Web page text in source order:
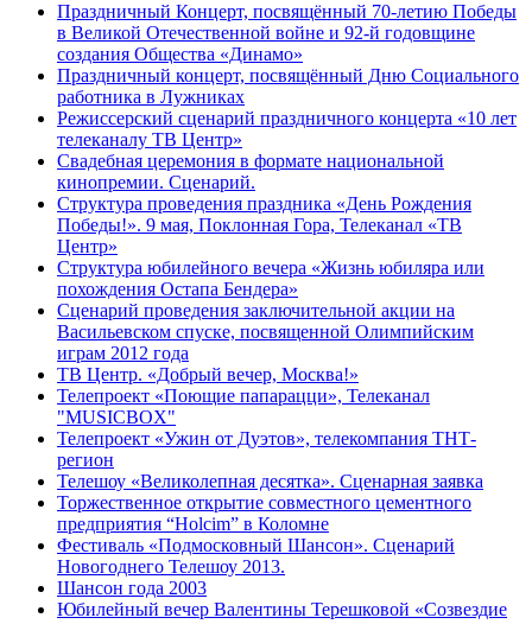
Праздничный Концерт, посвящённый 70-летию Победы
в Великой Отечественной войне и 92-й годовщине
создания Общества «Динамо»
Праздничный концерт, посвящённый Дню Социального
работника в Лужниках
Режиссерский сценарий праздничного концерта «10 лет
телеканалу ТВ Центр»
Свадебная церемония в формате национальной
кинопремии. Сценарий.
Структура проведения праздника «День Рождения
Победы!». 9 мая, Поклонная Гора, Телеканал «ТВ
Центр»
Структура юбилейного вечера «Жизнь юбиляра или
похождения Остапа Бендера»
Сценарий проведения заключительной акции на
Васильевском спуске, посвященной Олимпийским
играм 2012 года
ТВ Центр. «Добрый вечер, Москва!»
Телепроект «Поющие папарацци», Телеканал
"MUSICBOX"
Телепроект «Ужин от Дуэтов», телекомпания ТНТ-
регион
Телешоу «Великолепная десятка». Сценарная заявка
Торжественное открытие совместного цементного
предприятия “Holcim” в Коломне
Фестиваль «Подмосковный Шансон». Сценарий
Новогоднего Телешоу 2013.
Шансон года 2003
Юбилейный вечер Валентины Терешковой «Созвездие